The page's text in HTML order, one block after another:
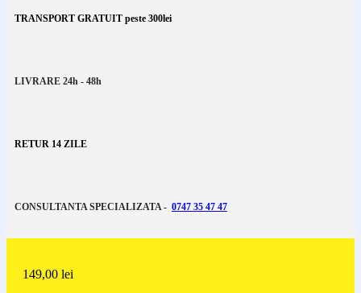
TRANSPORT GRATUIT peste 300lei
LIVRARE 24h - 48h
RETUR 14 ZILE
CONSULTANTA SPECIALIZATA - 0747 35 47 47
149,00 lei